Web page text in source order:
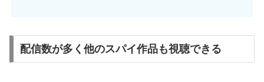
配信数が多く他のスパイ作品も視聴できる